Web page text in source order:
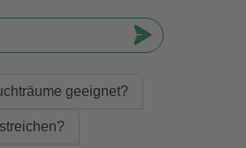
geeignet?